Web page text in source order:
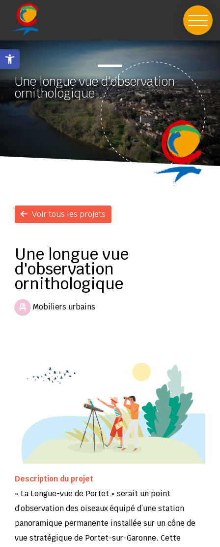
content
Ouvrir la barre d’outils
Une longue vue d'observation
ornithologique
Voir tous les projets
Une longue vue
d'observation
ornithologique
Mobiliers urbains
Description du projet
« La Longue-vue de Portet » serait un point
d’observation des oiseaux équipé d’une station
panoramique permanente installée sur un cône de
vue stratégique de Portet-sur-Garonne. Cette